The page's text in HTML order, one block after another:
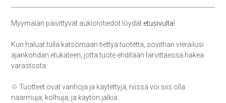
Myymälän päivittyvät aukiolotiedot löydät etusivulta!
Kun haluat tulla katsomaan tiettyä tuotetta, sovithan vierailusi
ajankohdan etukäteen, jotta tuote ehditään tarvittaessa hakea
varastosta.
♲ Tuotteet ovat vanhoja ja käytettyjä, niissä voi siis olla
naarmuja, kolhuja, ja käytön jälkiä.